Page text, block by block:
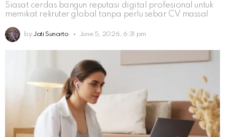
Siasat cerdas bangun reputasi digital profesional untuk
memikat rekruter global tanpa perlu sebar CV massal
by Jati Sunarto June 5, 2026, 6:31 pm